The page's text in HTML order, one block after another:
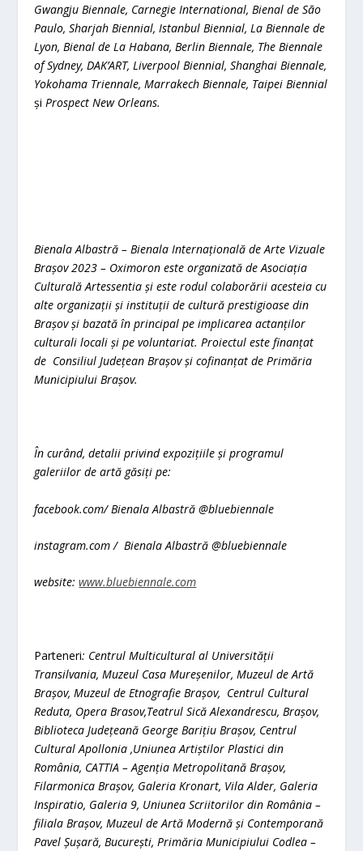
Gwangju Biennale, Carnegie International, Bienal de São
Paulo, Sharjah Biennial, Istanbul Biennial, La Biennale de
Lyon, Bienal de La Habana, Berlin Biennale, The Biennale
of Sydney, DAK’ART, Liverpool Biennial, Shanghai Biennale,
Yokohama Triennale, Marrakech Biennale, Taipei Biennial
și Prospect New Orleans.
Bienala Albastră – Bienala Internațională de Arte Vizuale
Brașov 2023 – Oximoron este organizată de Asociația
Culturală Artessentia și este rodul colaborării acesteia cu
alte organizații și instituții de cultură prestigioase din
Brașov și bazată în principal pe implicarea actanților
culturali locali și pe voluntariat. Proiectul este finanțat
de Consiliul Județean Brașov și cofinanțat de Primăria
Municipiului Brașov.
În curând, detalii privind expozițiile și programul
galeriilor de artă găsiți pe:
facebook.com/ Bienala Albastră @bluebiennale
instagram.com / Bienala Albastră @bluebiennale
website:www.bluebiennale.com
Parteneri: Centrul Multicultural al Universității
Transilvania, Muzeul Casa Mureșenilor, Muzeul de Artă
Brașov, Muzeul de Etnografie Brașov, Centrul Cultural
Reduta, Opera Brasov,Teatrul Sică Alexandrescu, Brașov,
Biblioteca Județeană George Barițiu Brașov, Centrul
Cultural Apollonia ,Uniunea Artiștilor Plastici din
România, CATTIA – Agenția Metropolitană Brașov,
Filarmonica Brașov, Galeria Kronart, Vila Alder, Galeria
Inspiratio, Galeria 9, Uniunea Scriitorilor din România –
filiala Brașov, Muzeul de Artă Modernă și Contemporană
Pavel Șușară, București, Primăria Municipiului Codlea –